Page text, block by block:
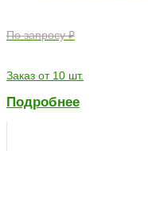
По запросу ₽
Заказ от 10 шт.
Подробнее